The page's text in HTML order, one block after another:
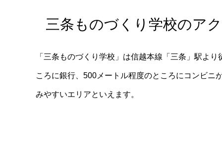
三条ものづくり学校のア
「三条ものづくり学校」は信越本線「三条」駅よ
ころに銀行、500メートル程度のところにコンビニ
みやすいエリアといえます。